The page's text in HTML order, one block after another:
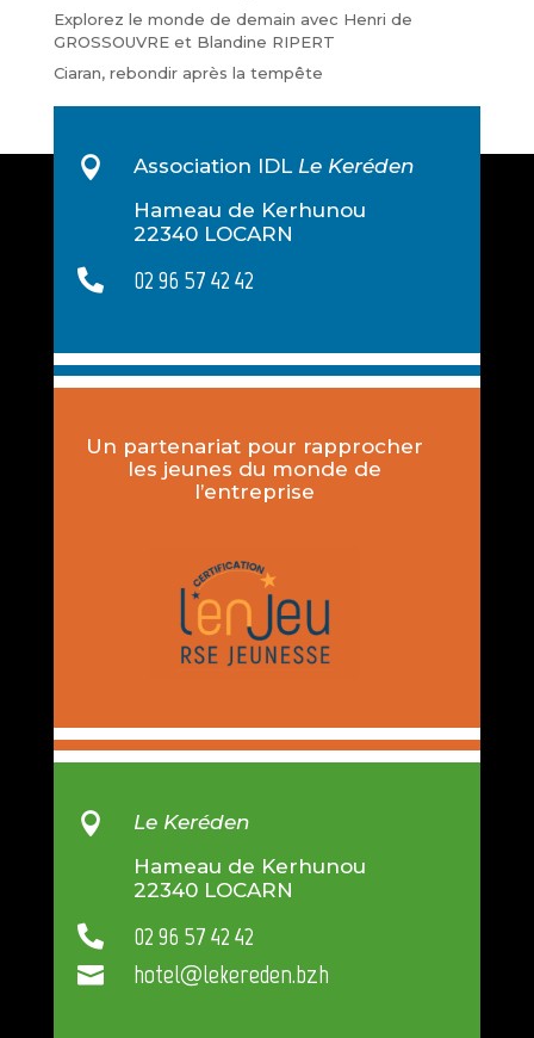
Explorez le monde de demain avec Henri de
GROSSOUVRE et Blandine RIPERT
Ciaran, rebondir après la tempête
 Association IDLLe Keréden
Hameau de Kerhunou
22340 LOCARN
 02 96 57 42 42
Un partenariat pour rapprocher
les jeunes du monde de
l’entreprise

Le Keréden
Hameau de Kerhunou
22340 LOCARN
 02 96 57 42 42
 hotel@lekereden.bzh